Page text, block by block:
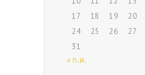
PATIENT REVIEWS
PRE & POST
CONSULT &
17
18 19 20
24
25 26 27
31
« ก.ค.